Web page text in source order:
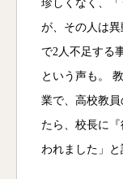
珍しくなく、
が、その人は
で2人不足する
という声も。
業で、高校教員
たら、校長に
われました」と